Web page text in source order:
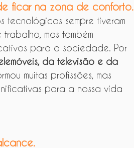
ficar na zona de conforto.
tecnológicos sempre tiveram
mas também
para a sociedade. Por
da televisão e da
muitas profissões, mas
para a nossa vida